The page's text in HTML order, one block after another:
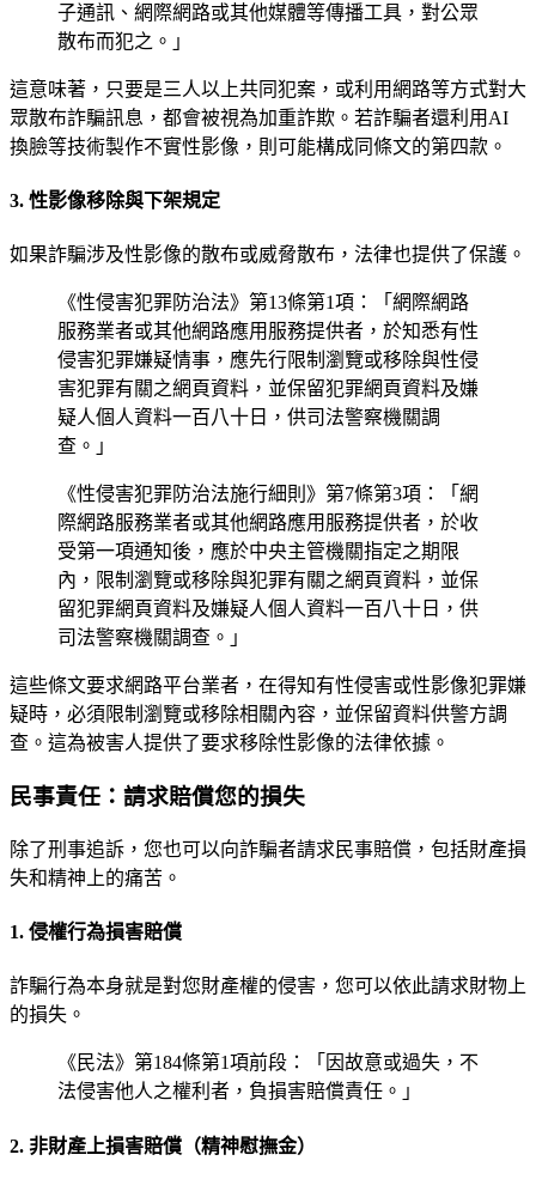
子通訊、網際網路或其他媒體等傳播工具，對公眾
散布而犯之。」
這意味著，只要是三人以上共同犯案，或利用網路等方式對大
眾散布詐騙訊息，都會被視為加重詐欺。若詐騙者還利用AI
換臉等技術製作不實性影像，則可能構成同條文的第四款。
3. 性影像移除與下架規定
如果詐騙涉及性影像的散布或威脅散布，法律也提供了保護。
《性侵害犯罪防治法》第13條第1項：「網際網路
服務業者或其他網路應用服務提供者，於知悉有性
侵害犯罪嫌疑情事，應先行限制瀏覽或移除與性侵
害犯罪有關之網頁資料，並保留犯罪網頁資料及嫌
疑人個人資料一百八十日，供司法警察機關調
查。」
《性侵害犯罪防治法施行細則》第7條第3項：「網
際網路服務業者或其他網路應用服務提供者，於收
受第一項通知後，應於中央主管機關指定之期限
內，限制瀏覽或移除與犯罪有關之網頁資料，並保
留犯罪網頁資料及嫌疑人個人資料一百八十日，供
司法警察機關調查。」
這些條文要求網路平台業者，在得知有性侵害或性影像犯罪嫌
疑時，必須限制瀏覽或移除相關內容，並保留資料供警方調
查。這為被害人提供了要求移除性影像的法律依據。
民事責任：請求賠償您的損失
除了刑事追訴，您也可以向詐騙者請求民事賠償，包括財產損
失和精神上的痛苦。
1. 侵權行為損害賠償
詐騙行為本身就是對您財產權的侵害，您可以依此請求財物上
的損失。
《民法》第184條第1項前段：「因故意或過失，不
法侵害他人之權利者，負損害賠償責任。」
2. 非財產上損害賠償（精神慰撫金）